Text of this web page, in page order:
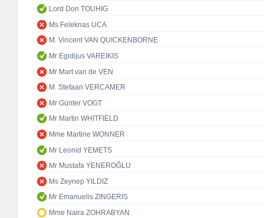
Lord Don TOUHIG
Ms Feleknas UCA
M. Vincent VAN QUICKENBORNE
Mr Egidijus VAREIKIS
Mr Mart van de VEN
M. Stefaan VERCAMER
Mr Günter VOGT
Mr Martin WHITFIELD
Mme Martine WONNER
Mr Leonid YEMETS
Mr Mustafa YENEROĞLU
Ms Zeynep YILDIZ
Mr Emanuelis ZINGERIS
Mme Naira ZOHRABYAN